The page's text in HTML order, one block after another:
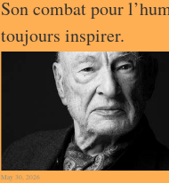
Son combat pour
toujours inspirer.
May 30, 2026